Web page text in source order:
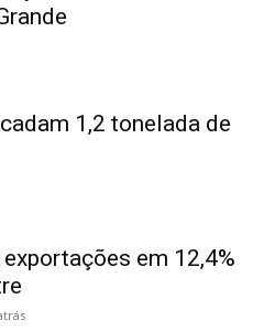
1,2 tonelada de
em 12,4%